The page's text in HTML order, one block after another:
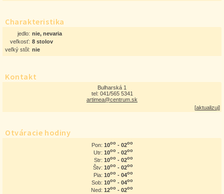
Charakteristika
jedlo: nie, nevaria
veľkosť: 8 stolov
veľký stôl: nie
Kontakt
Bulharská 1
tel: 041/565 5341
artimea@centrum.sk
[aktualizuj]
Otváracie hodiny
Pon: 10oo - 02oo
Utr: 10oo - 02oo
Str: 10oo - 02oo
Štv: 10oo - 02oo
Pia: 10oo - 04oo
Sob: 10oo - 04oo
Ned: 12oo - 02oo